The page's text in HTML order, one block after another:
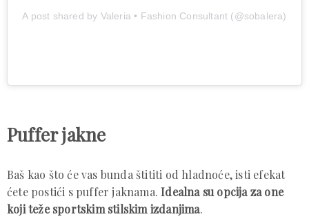
A post shared by Valeria • Fashion Consultant (@sobalera)
Puffer jakne
Baš kao što će vas bunda štititi od hladnoće, isti efekat
ćete postići s puffer jaknama.Idealna su opcija za one
koji teže sportskim stilskim izdanjima.